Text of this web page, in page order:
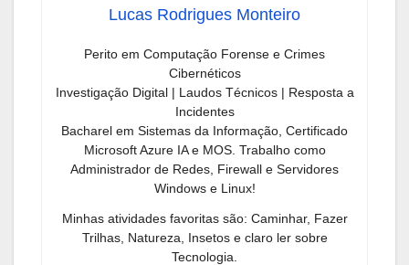
Lucas Rodrigues Monteiro
Perito em Computação Forense e Crimes
Cibernéticos
Investigação Digital | Laudos Técnicos | Resposta a
Incidentes
Bacharel em Sistemas da Informação, Certificado
Microsoft Azure IA e MOS. Trabalho como
Administrador de Redes, Firewall e Servidores
Windows e Linux!
Minhas atividades favoritas são: Caminhar, Fazer
Trilhas, Natureza, Insetos e claro ler sobre
Tecnologia.